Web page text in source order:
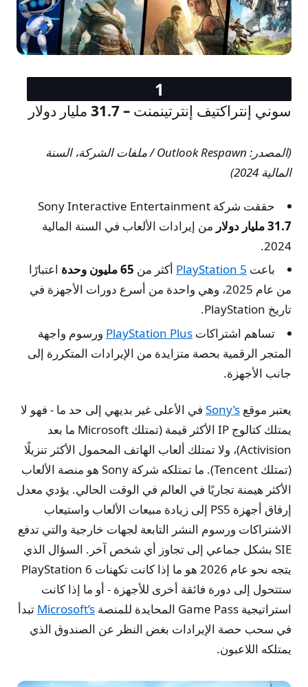
Epic Games
$6.0B
Take-Two
$5.6B
$3.6B
سوني إنتراكتيف إنترتينمنت – 31.7 مليار دولار
(المصدر: Outlook Respawn / ملفات الشركة، السنة
المالية 2024)
حققت شركة Sony Interactive Entertainment
31.7 مليار دولار
من إيرادات الألعاب في السنة المالية
2024.
باعت PlayStation 5 أكثر من 65 مليون وحدة
اعتبارًا
من عام 2025، وهي واحدة من أسرع دورات الأجهزة في
تاريخ PlayStation.
تساهم اشتراكات PlayStation Plus ورسوم واجهة
المتجر الرقمية بحصة متزايدة من الإيرادات المتكررة إلى
جانب الأجهزة.
يعتبر موقع Sony’s في الأعلى غير بديهي إلى حد ما - فهو لا
يمتلك كتالوج IP الأكثر قيمة (تمتلك Microsoft ما بعد
Activision)، ولا تمتلك ألعاب الهاتف المحمول الأكثر تنزيلًا
(تمتلك Tencent). ما تمتلكه شركة Sony هو منصة الألعاب
الأكثر هيمنة تجاريًا في العالم في الوقت الحالي. يؤدي معدل
إرفاق أجهزة PS5 إلى زيادة مبيعات الألعاب واستيعاب
الاشتراكات ورسوم النشر التابعة لجهات خارجية والتي تدفع
SIE بشكل جماعي إلى تجاوز أي شخص آخر. السؤال الذي
يتجه نحو عام 2026 هو ما إذا كانت تكهنات PlayStation 6
ستتحول إلى دورة فائقة أخرى للأجهزة - أو ما إذا كانت
استراتيجية Game Pass المحايدة للمنصة
Microsoft’s تبدأ
في سحب حصة الإيرادات بغض النظر عن الصندوق الذي
يمتلكه اللاعبون.